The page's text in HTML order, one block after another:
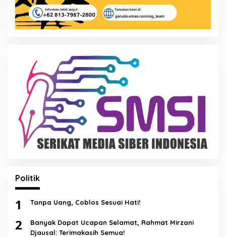
Politik
1 Tanpa Uang, Coblos Sesuai Hati!
2
Banyak Dapat Ucapan Selamat, Rahmat Mirzani
Djausal: Terimakasih Semua!